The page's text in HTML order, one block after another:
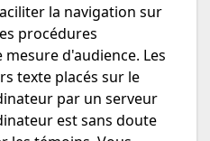
la navigation sur
procédures
d'audience. Les
texte placés sur le
par un serveur
est sans doute